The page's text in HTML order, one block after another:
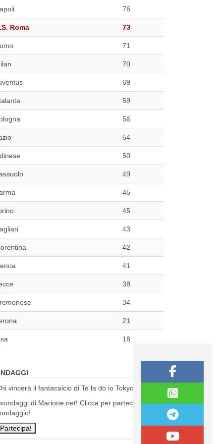
76
Roma 73
71
70
69
59
56
54
50
49
45
45
43
42
41
38
34
21
18
vincerà il fantacalcio di Te la do io Tokyo?
di Marione.net! Clicca per partecipare al